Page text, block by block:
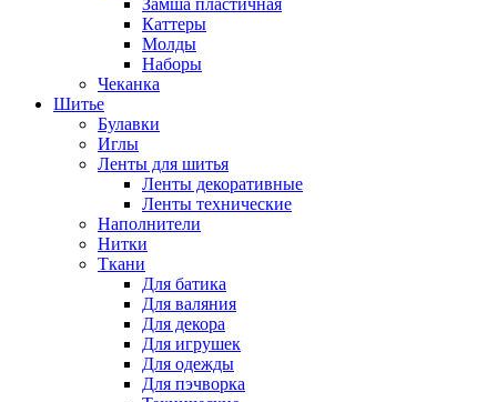
Замша пластичная
Каттеры
Молды
Наборы
Чеканка
Шитье
Булавки
Иглы
Ленты для шитья
Ленты декоративные
Ленты технические
Наполнители
Нитки
Ткани
Для батика
Для валяния
Для декора
Для игрушек
Для одежды
Для пэчворка